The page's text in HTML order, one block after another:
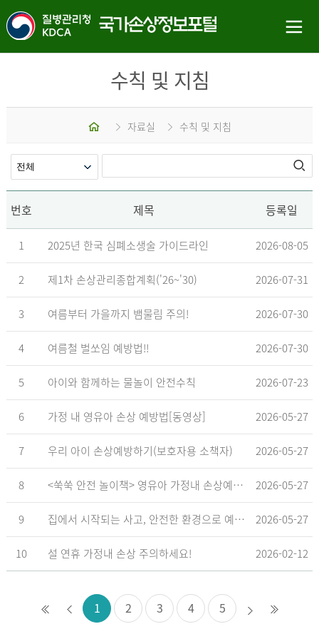
수칙 및 지침
자료실 수칙 및 지침
번호 제목 등록일
1 2025년 한국 심폐소생술 가이드라인 2026-08-05
2 제1차 손상관리종합계획('26~'30) 2026-07-31
3 여름부터 가을까지 뱀물림 주의! 2026-07-30
4 여름철 벌쏘임 예방법!! 2026-07-30
5 아이와 함께하는 물놀이 안전수칙 2026-07-23
6 가정 내 영유아 손상 예방법[동영상] 2026-05-27
7 우리 아이 손상예방하기(보호자용 소책자) 2026-05-27
8 <쑥쑥 안전 놀이책> 영유아 가정내 손상예방_영유아 놀이형 교육 교재 2026-05-27
9 집에서 시작되는 사고, 안전한 환경으로 예방해요 2026-05-27
10 설 연휴 가정내 손상 주의하세요! 2026-02-12
1 2 3 4 5